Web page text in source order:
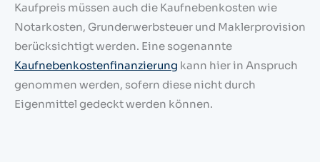
Kaufpreis müssen auch die Kaufnebenkosten wie
Notarkosten, Grunderwerbsteuer und Maklerprovision
berücksichtigt werden. Eine sogenannte
Kaufnebenkostenfinanzierung kann hier in Anspruch
genommen werden, sofern diese nicht durch
Eigenmittel gedeckt werden können.